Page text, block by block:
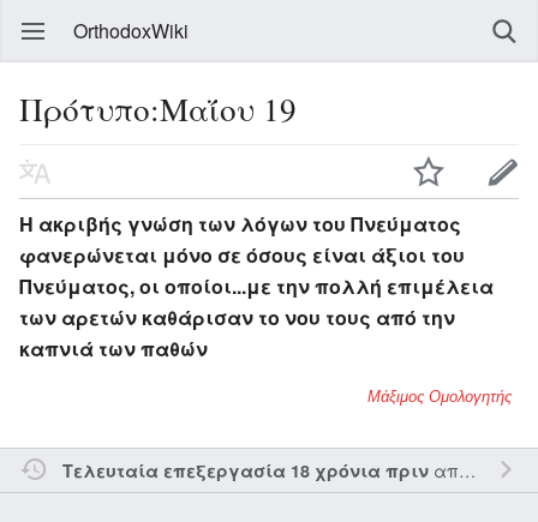
OrthodoxWiki
Πρότυπο:Μαΐου 19
Η ακριβής γνώση των λόγων του Πνεύματος
φανερώνεται μόνο σε όσους είναι άξιοι του
Πνεύματος, οι οποίοι...με την πολλή επιμέλεια
των αρετών καθάρισαν το νου τους από την
καπνιά των παθών
Μάξιμος Ομολογητής
Τελευταία επεξεργασία 18 χρόνια πριναπό τον την